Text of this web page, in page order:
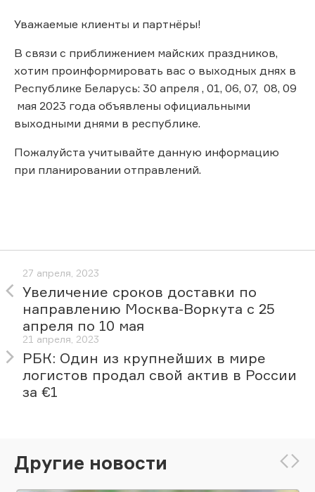
Уважаемые клиенты и партнёры!
В связи с приближением майских праздников,
хотим проинформировать вас о выходных днях в
Республике Беларусь: 30 апреля , 01, 06, 07, 08, 09
мая 2023 года объявлены официальными
выходными днями в республике.
Пожалуйста учитывайте данную информацию
при планировании отправлений.
27 апреля, 2023
Увеличение сроков доставки по
направлению Москва-Воркута с 25
апреля по 10 мая
21 апреля, 2023
РБК: Один из крупнейших в мире
логистов продал свой актив в России
за €1
Другие новости